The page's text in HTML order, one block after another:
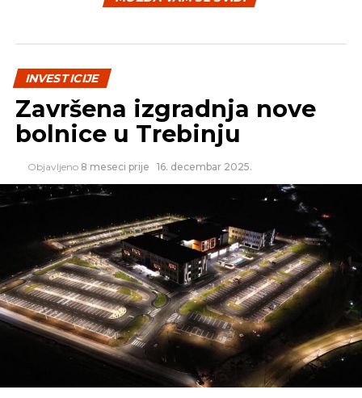
SLIČNE TEME:
Izgrađena prva roditeljska kuća u Republici
Srpskoj
NE PROPUSTITE
Sarajevski aerodrom doživljava ekspanziju
INVESTICIJE
Završena izgradnja nove
bolnice u Trebinju
Objavljeno 8 meseci prije 16. decembar 2025.